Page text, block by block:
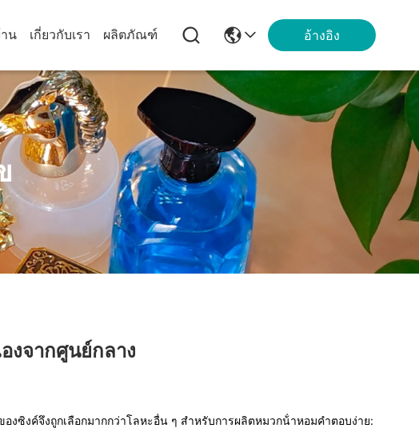
น เกี่ยวกับเรา ผลิตภัณฑ์ อ้างอิง
งจากศูนย์กลาง
ซิงค์จึงถูกเลือกมากกว่าโลหะอื่น ๆ สําหรับการผลิตหมวกน้ําหอมคําตอบง่าย: